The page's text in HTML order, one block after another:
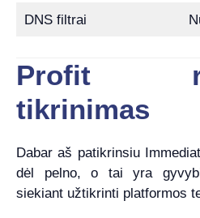
DNS filtrai
Profit
tikrinimas
Dabar aš patikrinsiu
dėl pelno, o tai yra
siekiant užtikrinti platformos